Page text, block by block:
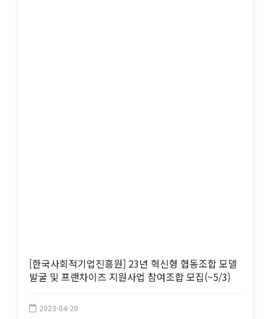
[한국사회적기업진흥원] 23년 혁신형 협동조합 모델
발굴 및 프랜차이즈 지원사업 참여조합 모집(~5/3)
2023-04-20